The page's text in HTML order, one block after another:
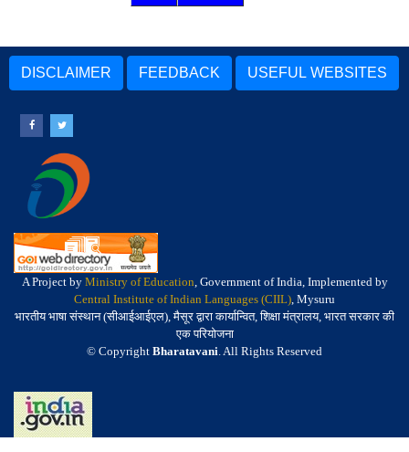
DISCLAIMER FEEDBACK USEFUL WEBSITES
A Project by Ministry of Education, Government of India, Implemented by
Central Institute of Indian Languages (CIIL), Mysuru
भारतीय भाषा संस्थान (सीआईआईएल), मैसूर द्वारा कार्यान्वित, शिक्षा मंत्रालय, भारत सरकार की
एक परियोजना
© Copyright Bharatavani. All Rights Reserved